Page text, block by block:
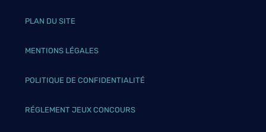
PLAN DU SITE
MENTIONS LÉGALES
POLITIQUE DE CONFIDENTIALITÉ
RÉGLEMENT JEUX CONCOURS